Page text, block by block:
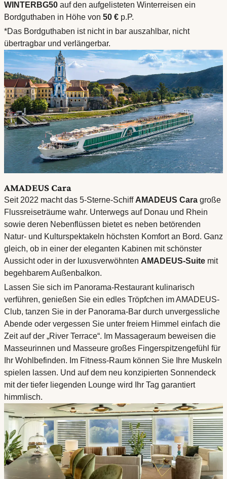
WINTERBG50 auf den aufgelisteten Winterreisen ein
Bordguthaben in Höhe von 50 € p.P.
*Das Bordguthaben ist nicht in bar auszahlbar, nicht
übertragbar und verlängerbar.
AMADEUS Cara
Seit 2022 macht das 5-Sterne-Schiff AMADEUS Cara große
Flussreiseträume wahr. Unterwegs auf Donau und Rhein
sowie deren Nebenflüssen bietet es neben betörenden
Natur- und Kulturspektakeln höchsten Komfort an Bord. Ganz
gleich, ob in einer der eleganten Kabinen mit schönster
Aussicht oder in der luxusverwöhnten AMADEUS-Suite mit
begehbarem Außenbalkon.
Lassen Sie sich im Panorama-Restaurant kulinarisch
verführen, genießen Sie ein edles Tröpfchen im AMADEUS-
Club, tanzen Sie in der Panorama-Bar durch unvergessliche
Abende oder vergessen Sie unter freiem Himmel einfach die
Zeit auf der „River Terrace“. Im Massageraum beweisen die
Masseurinnen und Masseure großes Fingerspitzengefühl für
Ihr Wohlbefinden. Im Fitness-Raum können Sie Ihre Muskeln
spielen lassen. Und auf dem neu konzipierten Sonnendeck
mit der tiefer liegenden Lounge wird Ihr Tag garantiert
himmlisch.